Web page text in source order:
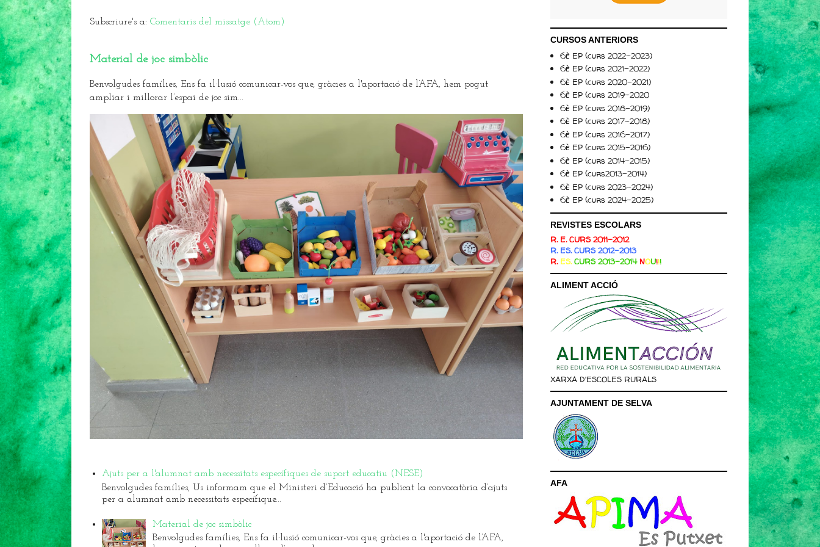
Subscriure's a: Comentaris del missatge (Atom)
Material de joc simbòlic
Benvolgudes famílies, Ens fa il·lusió comunicar-vos que, gràcies a l'aportació de l’AFA, hem pogut
ampliar i millorar l’espai de joc sim...
Ajuts per a l'alumnat amb necessitats específiques de suport educatiu (NESE)
Benvolgudes famílies, Us informam que el Ministeri d’Educació ha publicat la convocatòria d’ajuts
per a alumnat amb necessitats específique...
Material de joc simbòlic
Benvolgudes famílies, Ens fa il·lusió comunicar-vos que, gràcies a l'aportació de l’AFA,
CURSOS ANTERIORS
6è EP (curs 2022-2023)
6è EP (curs 2021-2022)
6è EP (curs 2020-2021)
6è EP (curs 2019-2020
6è EP (curs 2018-2019)
6è EP (curs 2017-2018)
6è EP (curs 2016-2017)
6è EP (curs 2015-2016)
6è EP (curs 2014-2015)
6è EP (curs2013-2014)
6è EP (curs 2023-2024)
6è EP (curs 2024-2025)
REVISTES ESCOLARS
R. E. CURS 2011-2012
R. ES. CURS 2012-2013
R. ES.CURS 2013-2014 NOU!!!
ALIMENT ACCIÓ
XARXA D'ESCOLES RURALS
AJUNTAMENT DE SELVA
AFA